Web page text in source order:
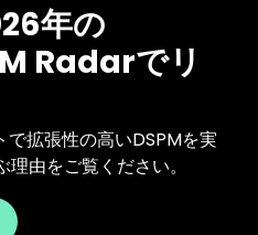
年の
Radarでリ
拡張性の高いDSPMを実
由をご覧ください。